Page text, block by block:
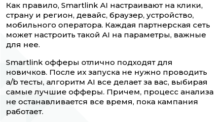
Как правило, Smartlink AI настраивают на клики,
страну и регион, девайс, браузер, устройство,
мобильного оператора. Каждая партнерская сеть
может настроить такой AI на параметры, важные
для нее.
Smartlink офферы отлично подходят для
новичков. После их запуска не нужно проводить
a/b тесты, алгоритм AI все делает за вас, выбирая
самые лучшие офферы. Причем, процесс анализа
не останавливается все время, пока кампания
работает.